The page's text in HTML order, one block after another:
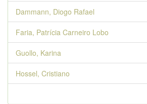
Dammann, Diogo Rafael
Faria, Patrícia Carneiro Lobo
Guollo, Karina
Hossel, Cristiano